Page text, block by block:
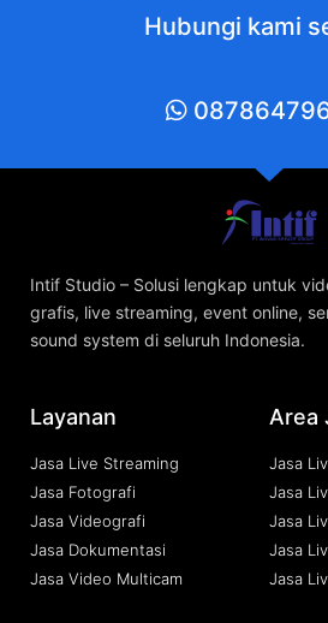
Hubungi kami
Intif Studio – Solusi lengkap untuk
grafis, live streaming, event online,
sound system di seluruh Indonesia.
Layanan
Jasa Live Streaming
Jasa Fotografi
Jasa Videografi
Jasa Dokumentasi
Jasa Video Multicam
Area
Jasa
Jasa
Jasa
Jasa
Jasa